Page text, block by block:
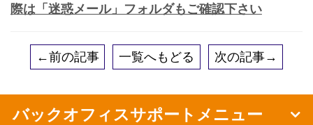
際は「迷惑メール」フォルダもご確認下さい
←前の記事 一覧へもどる 次の記事→
バックオフィスサポートメニュー